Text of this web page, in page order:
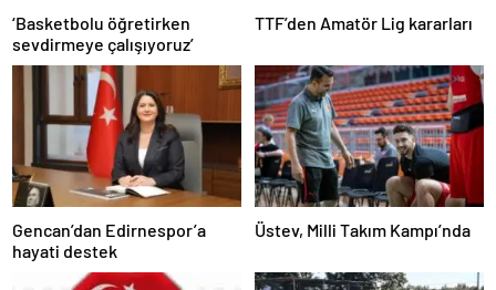
‘Basketbolu öğretirken
sevdirmeye çalışıyoruz’
TTF’den Amatör Lig kararları
Gencan’dan Edirnespor’a
hayati destek
Üstev, Milli Takım Kampı’nda